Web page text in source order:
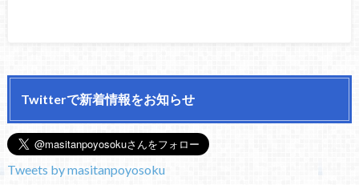
Twitterで新着情報をお知らせ
Tweets by masitanpoyosoku